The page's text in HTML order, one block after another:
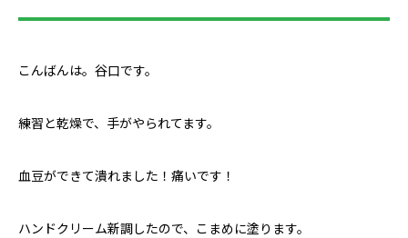
こんばんは。谷口です。
練習と乾燥で、手がやられてます。
血豆ができて潰れました！痛いです！
ハンドクリーム新調したので、こまめに塗ります。